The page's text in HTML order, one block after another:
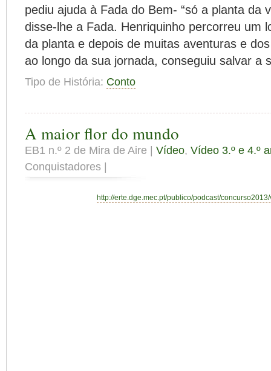
pediu ajuda à Fada do Bem- “só a planta da
disse-lhe a Fada. Henriquinho percorreu um
da planta e depois de muitas aventuras e
ao longo da sua jornada, conseguiu salvar a
Tipo de História: Conto
A maior flor do mundo
EB1 n.º 2 de Mira de Aire | Vídeo, Vídeo 3.º e 4.º
Conquistadores |
http://erte.dge.mec.pt/publico/podcast/